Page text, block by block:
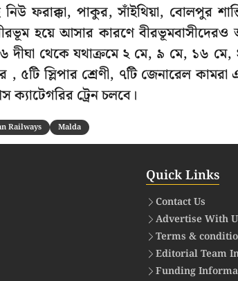
নিউ ফরাক্কা, পাকুর, সাঁইথিয়া, বোলপুর
হয়ে আসার কারণে
দীঘা থেকে যথাক্রমে ২ মে, ৯ মে, ১৬
, ৫টি স্লিপার শ্রেণী, ৭টি জেনারেল
ক্যাটেগরির ট্রেন চলবে।
Railways Malda
Quick Links
Contact Us
Advertise With
Terms &
Editorial Team
Funding